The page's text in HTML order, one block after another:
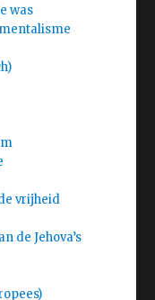
was
vrijheid
de Jehova’s